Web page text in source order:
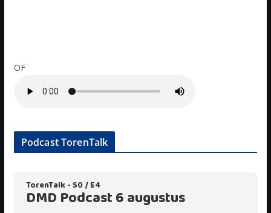
OF
Podcast TorenTalk